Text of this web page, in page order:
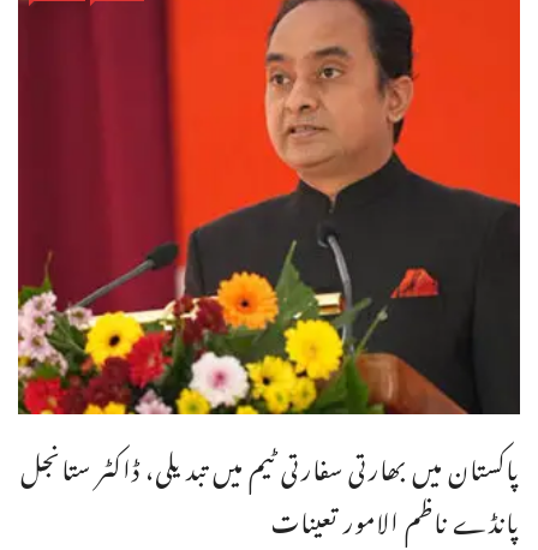
پاکستان میں بھارتی سفارتی ٹیم میں تبدیلی، ڈاکٹر ستانجل
پانڈے ناظم الامور تعینات